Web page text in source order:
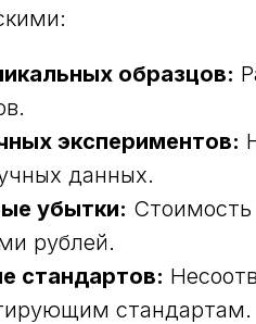
образцов:
экспериментов:
данных.
убытки: Стоимость
рублей.
стандартов:
стандартам.